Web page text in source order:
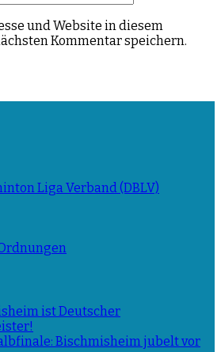
und Website in diesem
Kommentar speichern.
Liga Verband (DBLV)
ist Deutscher
Bischmisheim jubelt vor